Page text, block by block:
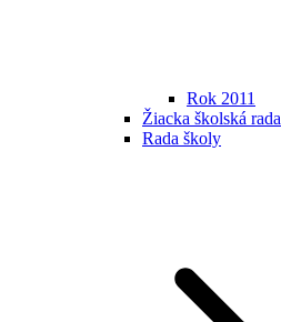
Rok 2011
Žiacka školská rada
Rada školy